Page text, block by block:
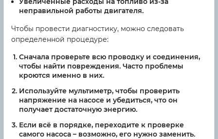
неправильной работы двигателя.
Чтобы провести диагностику, можно следовать
определенной процедуре:
Сначала проверьте всю проводку и соединения,
чтобы найти повреждения. Часто проблемы
кроются именно в них.
Используйте мультиметр, чтобы проверить
напряжение на насосе и убедиться, что он
получает достаточную энергию.
Если всё в порядке, переходите к проверке
самого насоса – возможно, его нужно заменить.